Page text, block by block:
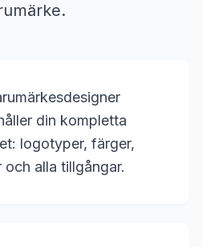
din kompletta
logotyper, färger,
alla tillgångar.